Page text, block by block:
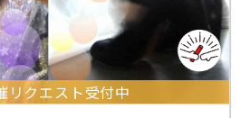
リクエスト受付中